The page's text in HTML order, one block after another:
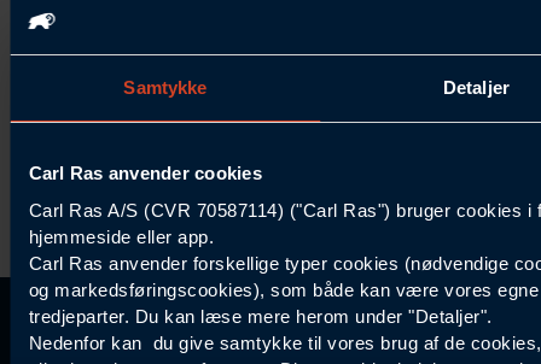
Samtykke Detaljer
Carl Ras anvender cookies
Carl Ras A/S (CVR 70587114) ("Carl Ras") bruger cookies
hjemmeside eller app.
Carl Ras anvender forskellige typer cookies (nødvendige
og markedsføringscookies), som både kan være vores
tredjeparter. Du kan læse mere herom under "Detaljer".
Nedenfor kan du give samtykke til vores brug af de
Samtykket betyder også, at Carl Ras A/S som dataansvarlig kan
samtykke tilbage ved at trykke "Afmeld" i bunden af hver
vorespersondatapolitik
Kontakt Kundeservice Information
Carl Ras Gruppen
Kundefordele
Bliv kontokunde
Inspiration
Specialisten